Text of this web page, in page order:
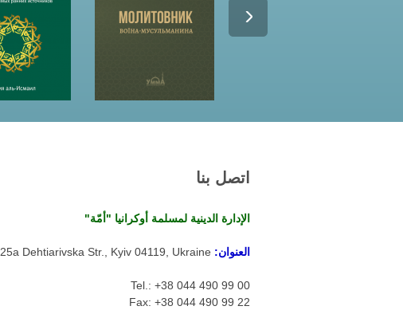
اتصل بنا
الإدارة الدينية لمسلمة أوكرانيا "أمّة"
العنوان: 25a Dehtiarivska Str., Kyiv 04119, Ukraine
Tel.: +38 044 490 99 00
Fax: +38 044 490 99 22